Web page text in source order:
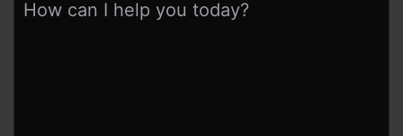
How can I help you today?